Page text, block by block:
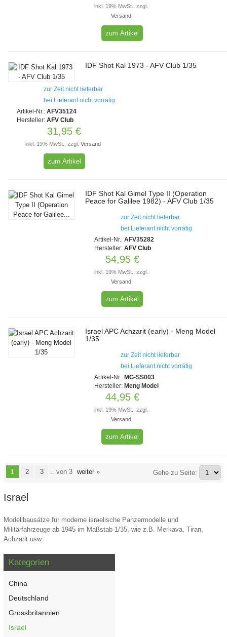
inkl. 19% MwSt., zzgl.
Versand
zum Artikel
IDF Shot Kal 1973 - AFV Club 1/35
zur Zeit nicht lieferbar
bei Lieferant nicht vorrätig
Artikel-Nr.:AFV35124
Hersteller:AFV Club
31,95 €
inkl. 19% MwSt., zzgl. Versand
zum Artikel
IDF Shot Kal Gimel Type II (Operation
Peace for Galilee 1982) - AFV Club 1/35
zur Zeit nicht lieferbar
bei Lieferant nicht vorrätig
Artikel-Nr.: AFV35282
Hersteller: AFV Club
54,95 €
inkl. 19% MwSt., zzgl.
Versand
zum Artikel
Israel APC Achzarit (early) - Meng Model
1/35
zur Zeit nicht lieferbar
bei Lieferant nicht vorrätig
Artikel-Nr.: MG-SS003
Hersteller: Meng Model
44,95 €
inkl. 19% MwSt., zzgl.
Versand
zum Artikel
1 2 3 .. von 3 weiter» Gehe zu Seite:
Israel
Modellbausätze für moderne israelische Panzermodelle und
Militärfahrzeuge ab 1945 im Maßstab 1/35, wie z.B. Merkava, Tiran,
Achzarit usw.
Kategorien
China
Deutschland
Grossbritannien
Israel